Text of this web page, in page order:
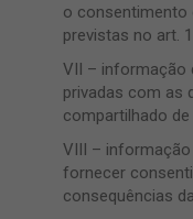
o consentimento
previstas no art.
VII – informação
privadas com as
compartilhado de
VIII –
fornecer
consequências